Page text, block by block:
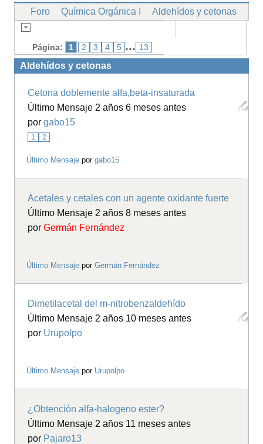
Foro Química Orgánica I Aldehídos y cetonas
Página: 1 2 3 4 5 ... 13
Aldehídos y cetonas
Cetona doblemente alfa,beta-insaturada
Último Mensaje 2 años 6 meses antes
por gabo15
1 2
Último Mensaje porgabo15
Acetales y cetales con un agente oxidante fuerte
Último Mensaje 2 años 8 meses antes
por Germán Fernández
Último Mensaje porGermán Fernández
Dimetilacetal del m-nitrobenzaldehído
Último Mensaje 2 años 10 meses antes
por Urupolpo
Último Mensaje por Urupolpo
¿Obtención alfa-halogeno ester?
Último Mensaje 2 años 11 meses antes
por Pajaro13